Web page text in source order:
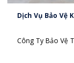
Dịch Vụ Bảo Vệ
Công Ty Bảo Vệ